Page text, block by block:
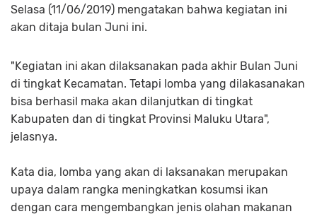
Selasa (11/06/2019) mengatakan bahwa kegiatan ini
akan ditaja bulan Juni ini.
"Kegiatan ini akan dilaksanakan pada akhir Bulan Juni
di tingkat Kecamatan. Tetapi lomba yang dilakasanakan
bisa berhasil maka akan dilanjutkan di tingkat
Kabupaten dan di tingkat Provinsi Maluku Utara",
jelasnya.
Kata dia, lomba yang akan di laksanakan merupakan
upaya dalam rangka meningkatkan kosumsi ikan
dengan cara mengembangkan jenis olahan makanan